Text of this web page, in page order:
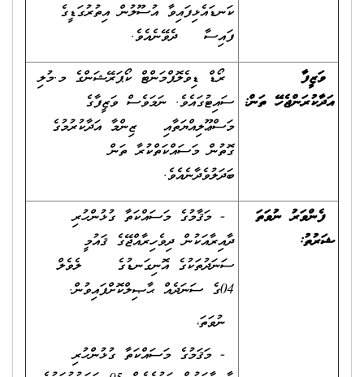
ކަނޑައެޅިފައިވާ އުސޫލުން އިތުރުގަޑީގެ
ފައިސާ ދެވޭނެއެވެ.
ވަޒީފާ
އަދާކުރަންޖެހޭ ތަން:
ރޯޑް ޑިވެލޮޕްމަންޓް ކޯޕަރޭޝަންގެ މ.މުލި
ސައިޓުގައެވެ. ނަމަވެސް ވަޒީފާގެ
މަސްޢޫލިއްޔަތާއި ޒިންމާ އަދާކުރުމުގެ
ގޮތުން މަސައްކަތްކުރާ ތަން
ބަދަލުވެދާނެއެވެ.
ފެންވަރު ނުވަތަ
ޝަރުތު:
- މަޤާމުގެ މަސައްކަތާ ގުޅުންހުރި
ދާއިރާއަކުން ދިވެހިރާއްޖޭގެ ޤައުމީ
ސަނަދުތަކުގެ އޮނިގަނޑުގެ ލެވެލް
04ގެ ސަނަދެއް ޙާޞިލްކޮށްފައިވުން.
ނުވަތަ،
- މަޤަމުގެ މަސައްކަތާ ގުޅުންހުރި